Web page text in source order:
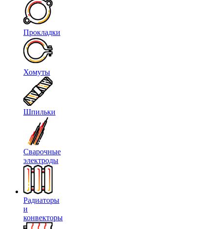
Прокладки
Хомуты
Шпильки
Сварочные
электроды
Радиаторы
и
конвекторы